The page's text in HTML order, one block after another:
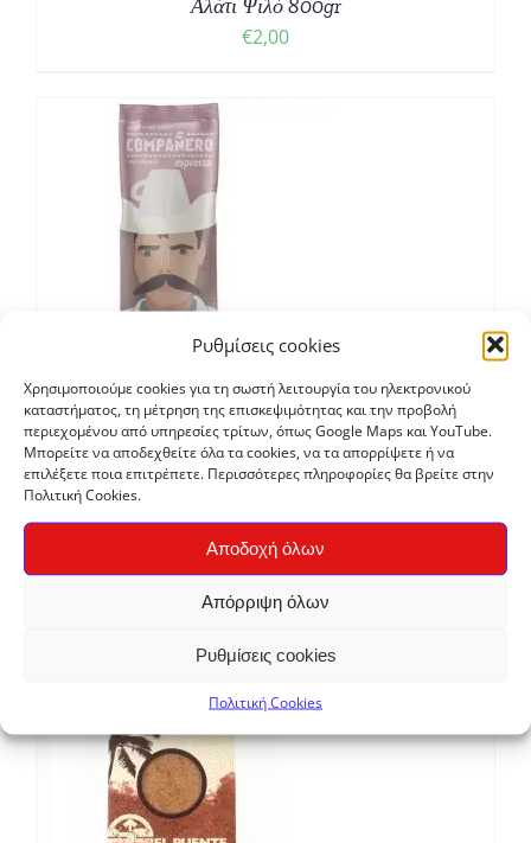
Ρυθμίσεις cookies
Χρησιμοποιούμε cookies για τη σωστή λειτουργία του ηλεκτρονικού
καταστήματος, τη μέτρηση της επισκεψιμότητας και την προβολή
περιεχομένου από υπηρεσίες τρίτων, όπως Google Maps και YouTube.
Μπορείτε να αποδεχθείτε όλα τα cookies, να τα απορρίψετε ή να
επιλέξετε ποια επιτρέπετε. Περισσότερες πληροφορίες θα βρείτε στην
Πολιτική Cookies.
Αποδοχή όλων
Απόρριψη όλων
Ρυθμίσεις cookies
Πολιτική Cookies
Αλάτι Ψιλό 800gr
€2,00
Solidarity
Ζαπατίστικος καφές εσπρέσο Compaňero